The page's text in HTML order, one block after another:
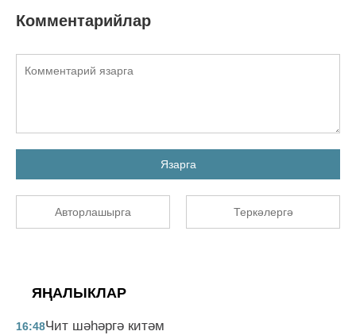
Комментарийлар
Язарга
Авторлашырга Теркәлергә
ЯҢАЛЫКЛАР
16:48Чит шәһәргә китәм